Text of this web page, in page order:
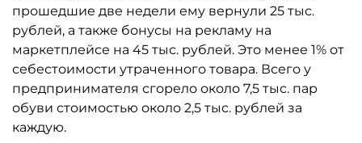
прошедшие две недели ему вернули 25 тыс.
рублей, а также бонусы на рекламу на
маркетплейсе на 45 тыс. рублей. Это менее 1% от
себестоимости утраченного товара. Всего у
предпринимателя сгорело около 7,5 тыс. пар
обуви стоимостью около 2,5 тыс. рублей за
каждую.